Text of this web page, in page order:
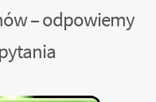
– odpowiemy